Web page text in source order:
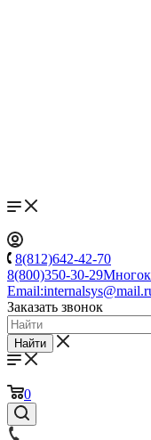
8(812)642-42-70
8(800)350-30-29
Email:
Заказать звонок
Найти
0